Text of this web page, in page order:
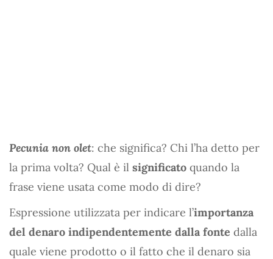
Pecunia non olet: che significa? Chi l’ha detto per
la prima volta? Qual è il significato quando la
frase viene usata come modo di dire?
Espressione utilizzata per indicare l’importanza
del denaro indipendentemente dalla fonte dalla
quale viene prodotto o il fatto che il denaro sia